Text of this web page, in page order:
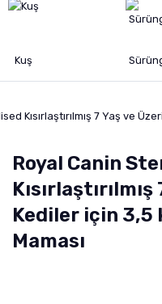
Kuş
Kısırlaştırılmış 7 Yaş ve
Royal Canin
Kediler için 3,5
Maması